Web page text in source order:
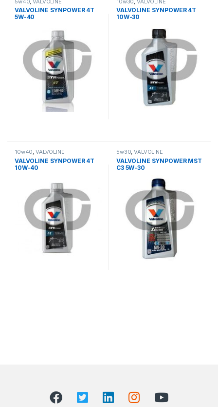
VALVOLINE SYNPOWER 4T
5W-40
VALVOLINE SYNPOWER 4T
10W-30
10w40,VALVOLINE
VALVOLINE SYNPOWER 4T
10W-40
5w30,VALVOLINE
VALVOLINE SYNPOWER MST
C3 5W-30